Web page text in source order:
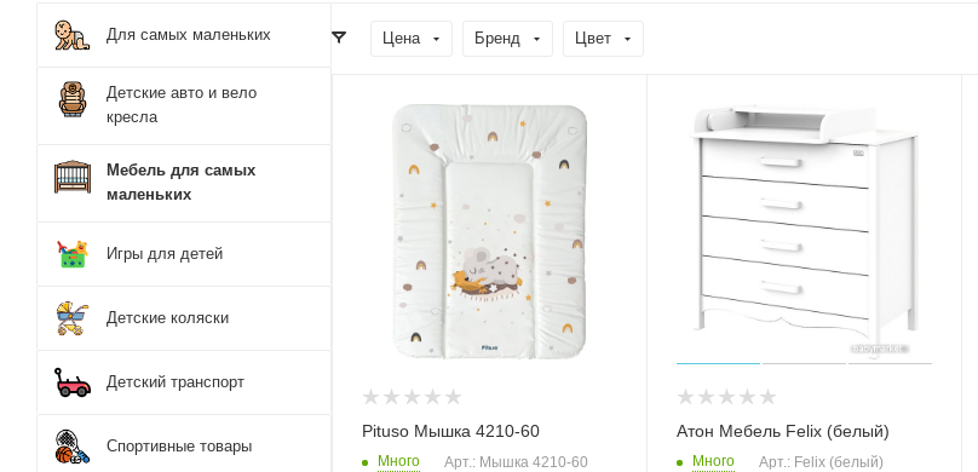
Цена Бренд Цвет
Pituso Мышка 4210-60
Много Арт.: Мышка 4210-60
Атон Мебель Felix (белый)
Много Арт.: Felix (белый)
Для самых маленьких
Детские авто и вело
кресла
Мебель для самых
маленьких
Игры для детей
Детские коляски
Детский транспорт
Спортивные товары